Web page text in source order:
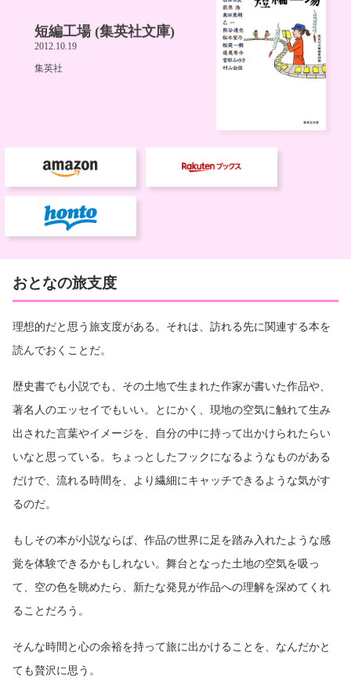
おとなの旅支度
理想的だと思う旅支度がある。それは、訪れる先に関連する本を
読んでおくことだ。
歴史書でも小説でも、その土地で生まれた作家が書いた作品や、
著名人のエッセイでもいい。とにかく、現地の空気に触れて生み
出された言葉やイメージを、自分の中に持って出かけられたらい
いなと思っている。ちょっとしたフックになるようなものがある
だけで、流れる時間を、より繊細にキャッチできるような気がす
るのだ。
もしその本が小説ならば、作品の世界に足を踏み入れたような感
覚を体験できるかもしれない。舞台となった土地の空気を吸っ
て、空の色を眺めたら、新たな発見が作品への理解を深めてくれ
ることだろう。
そんな時間と心の余裕を持って旅に出かけることを、なんだかと
ても贅沢に思う。